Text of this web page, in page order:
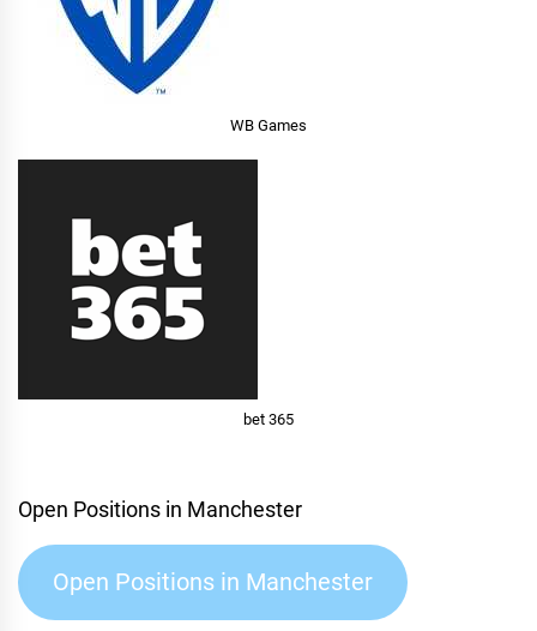
WB Games
bet 365
Open Positions in Manchester
Open Positions in Manchester